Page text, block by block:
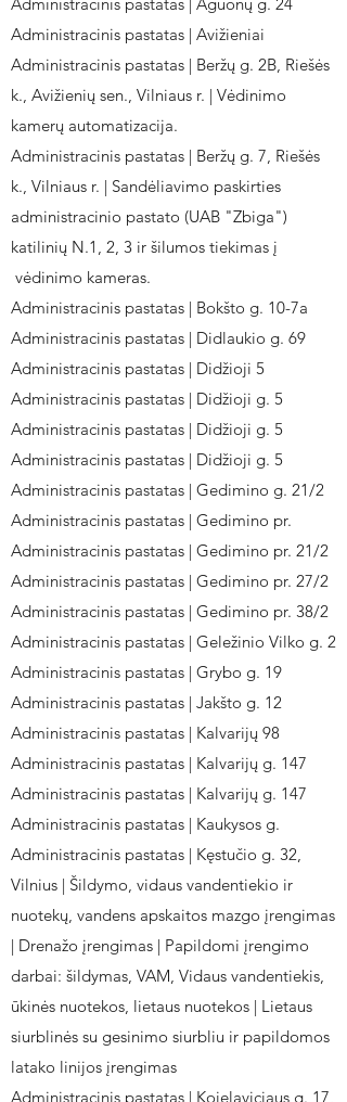
Administracinis pastatas | Avižieniai
Administracinis pastatas | Beržų g. 2B, Riešės
k., Avižienių sen., Vilniaus r. | Vėdinimo
kamerų automatizacija.
Administracinis pastatas | Beržų g. 7, Riešės
k., Vilniaus r. | Sandėliavimo paskirties
administracinio pastato (UAB "Zbiga")
katilinių N.1, 2, 3 ir šilumos tiekimas į
vėdinimo kameras.
Administracinis pastatas | Bokšto g. 10-7a
Administracinis pastatas | Didlaukio g. 69
Administracinis pastatas | Didžioji 5
Administracinis pastatas | Didžioji g. 5
Administracinis pastatas | Didžioji g. 5
Administracinis pastatas | Didžioji g. 5
Administracinis pastatas | Gedimino g. 21/2
Administracinis pastatas | Gedimino pr.
Administracinis pastatas | Gedimino pr. 21/2
Administracinis pastatas | Gedimino pr. 27/2
Administracinis pastatas | Gedimino pr. 38/2
Administracinis pastatas | Geležinio Vilko g. 2
Administracinis pastatas | Grybo g. 19
Administracinis pastatas | Jakšto g. 12
Administracinis pastatas | Kalvarijų 98
Administracinis pastatas | Kalvarijų g. 147
Administracinis pastatas | Kalvarijų g. 147
Administracinis pastatas | Kaukysos g.
Administracinis pastatas | Kęstučio g. 32,
Vilnius | Šildymo, vidaus vandentiekio ir
nuotekų, vandens apskaitos mazgo įrengimas
| Drenažo įrengimas | Papildomi įrengimo
darbai: šildymas, VAM, Vidaus vandentiekis,
ūkinės nuotekos, lietaus nuotekos | Lietaus
siurblinės su gesinimo siurbliu ir papildomos
latako linijos įrengimas
Administracinis pastatas | Kojelaviciaus g. 17,